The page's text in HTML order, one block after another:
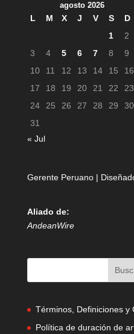
agosto 2026
L M X J V S
D
1
2
3
4 5 6 7 8
9
10
11 12 13 14 15
16
17
18 19 20 21 22
23
24
25 26 27 28 29
30
31
« Jul
Gerente Peruano |
Aliado de:
AndeanWire
Términos, Definiciones y
Política de duración de